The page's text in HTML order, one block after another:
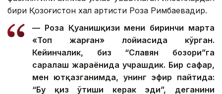
бири Қозоғистон халқ артисти Роза Римбаевадир.
— Роза Қуанишқизи мени биринчи марта
«Топ жарған» лойиҳасида кўрган.
Кейинчалик, биз “Славян бозори”га
саралаш жараёнида учрашдик. Бир сафар,
мен ютқазганимда, унинг эфир пайтида:
“Бу қиз ўтиши керак эди”, деганини